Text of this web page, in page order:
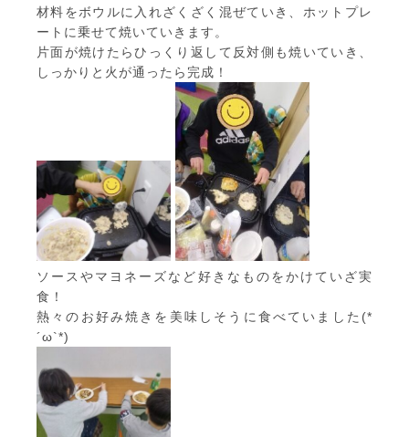
材料をボウルに入れざくざく混ぜていき、ホットプレ
ートに乗せて焼いていきます。
片面が焼けたらひっくり返して反対側も焼いていき、
しっかりと火が通ったら完成！
ソースやマヨネーズなど好きなものをかけていざ実
食！
熱々のお好み焼きを美味しそうに食べていました(*
´ω`*)